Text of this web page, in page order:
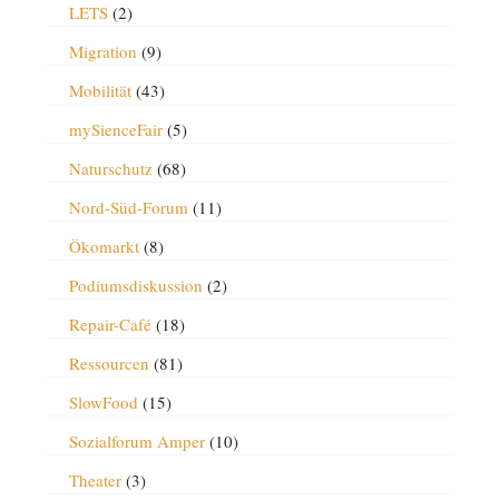
LETS(2)
Migration (9)
Mobilität(43)
mySienceFair(5)
Naturschutz(68)
Nord-Süd-Forum(11)
Ökomarkt(8)
Podiumsdiskussion (2)
Repair-Café(18)
Ressourcen (81)
SlowFood (15)
Sozialforum Amper(10)
Theater(3)